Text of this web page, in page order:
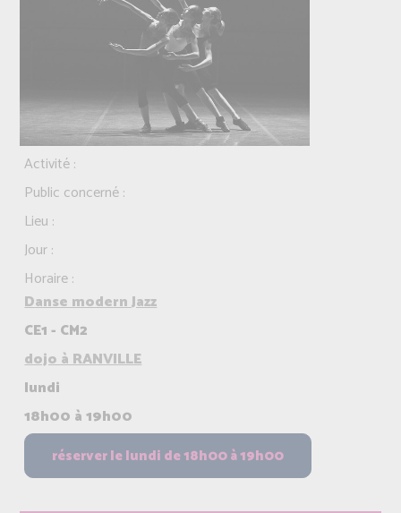
Activité :
Public concerné :
Lieu :
Jour :
Horaire :
Danse modern Jazz
CE1 - CM2
dojo à RANVILLE
lundi
18h00 à 19h00